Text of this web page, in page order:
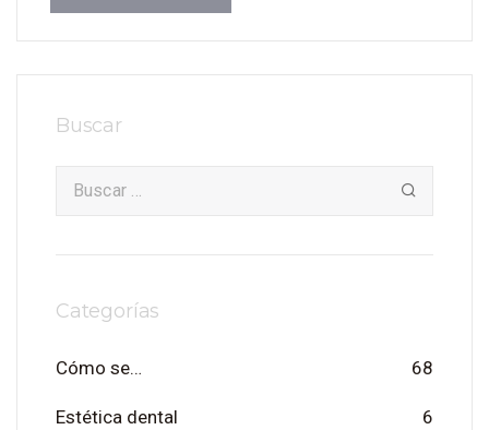
Buscar
Categorías
Cómo se… 68
Estética dental 6